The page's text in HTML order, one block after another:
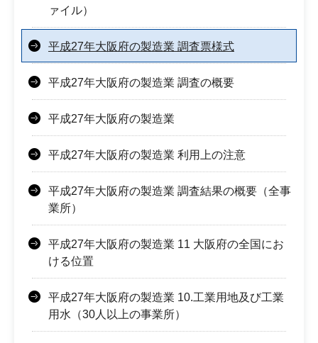
ァイル）
平成27年大阪府の製造業 調査票様式
平成27年大阪府の製造業 調査の概要
平成27年大阪府の製造業
平成27年大阪府の製造業 利用上の注意
平成27年大阪府の製造業 調査結果の概要（全事
業所）
平成27年大阪府の製造業 11 大阪府の全国にお
ける位置
平成27年大阪府の製造業 10.工業用地及び工業
用水（30人以上の事業所）